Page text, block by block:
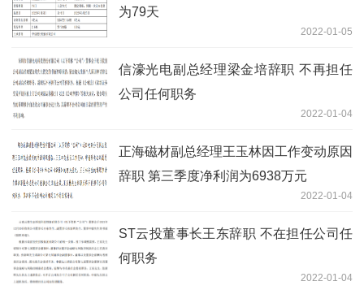
为79天
2022-01-05
信濠光电副总经理梁金培辞职 不再担任
公司任何职务
2022-01-04
正海磁材副总经理王玉林因工作变动原因
辞职 第三季度净利润为6938万元
2022-01-04
ST云投董事长王东辞职 不在担任公司任
何职务
2022-01-04